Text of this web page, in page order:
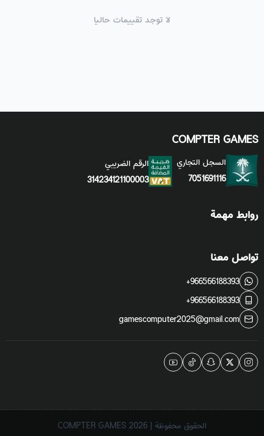
لا توجد تقييمات حاليا
COMPTER GAMES
السجل التجاري
7051691116
الرقم الضريبي
314234121100003
روابط مهمة
تواصل معنا
+966566188393
+966566188393
gamescomputer2025@gmail.com
الحقوق محفوظة | 2026 COMPTER GAMES